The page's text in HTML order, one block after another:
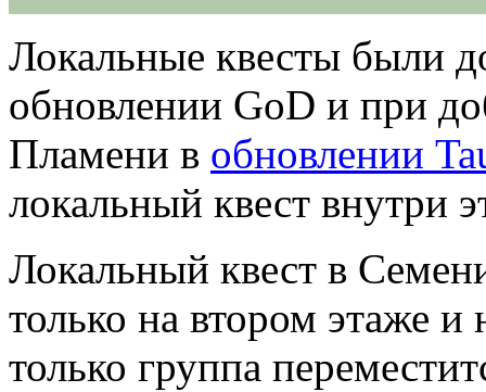
Локальные квесты были
обновлении GoD и при
Пламени в обновлении
локальный квест внутри
Локальный квест в
только на втором этаже и
только группа